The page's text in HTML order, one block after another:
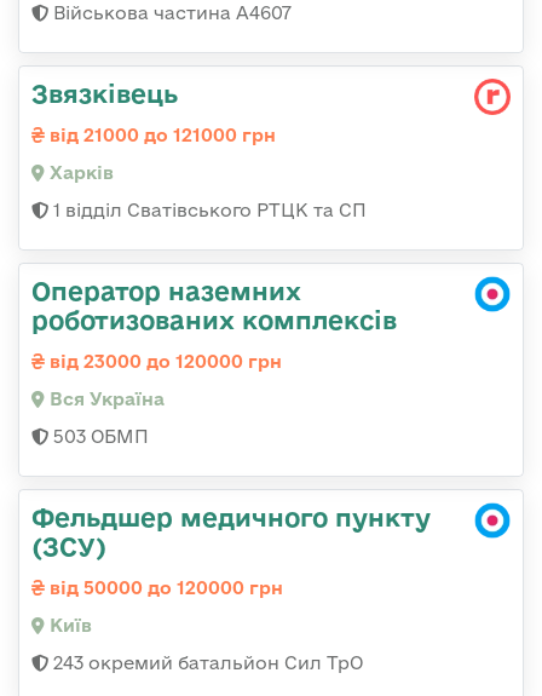
Військова частина А4607
Звязківець
від 21000 до 121000 грн
Харків
1 відділ Сватівського РТЦК та СП
Оператор наземних
роботизованих комплексів
від 23000 до 120000 грн
Вся Україна
503 ОБМП
Фельдшер медичного пункту
(ЗСУ)
від 50000 до 120000 грн
Київ
243 окремий батальйон Сил ТрО